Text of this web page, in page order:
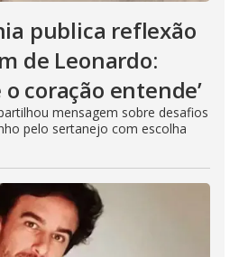
publica reflexão
de Leonardo:
coração entende’
mensagem sobre desafios
pelo sertanejo com escolha